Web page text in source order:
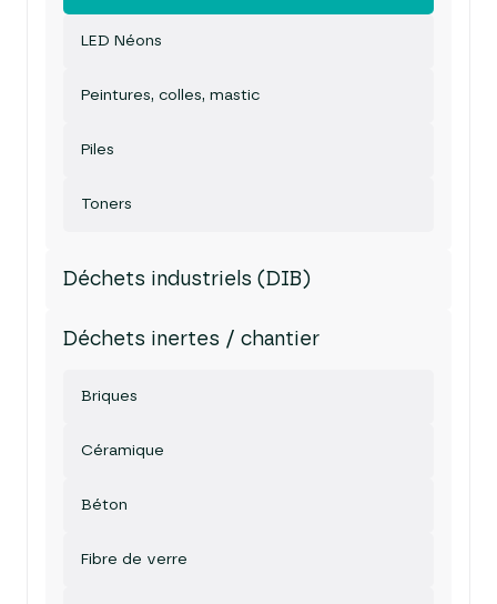
LED Néons
Peintures, colles, mastic
Piles
Toners
Déchets industriels (DIB)
Déchets inertes / chantier
Briques
Céramique
Béton
Fibre de verre